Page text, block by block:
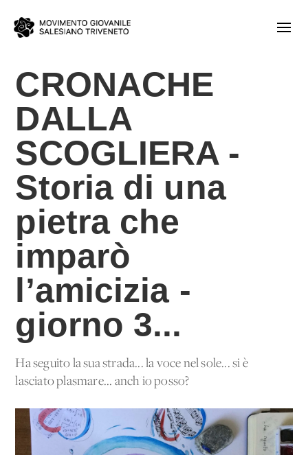
CRONACHE
DALLA
SCOGLIERA -
Storia di una
pietra che
imparò
l’amicizia -
giorno 3...
Ha seguito la sua strada... la voce nel sole... si è
lasciato plasmare... anch'io posso?